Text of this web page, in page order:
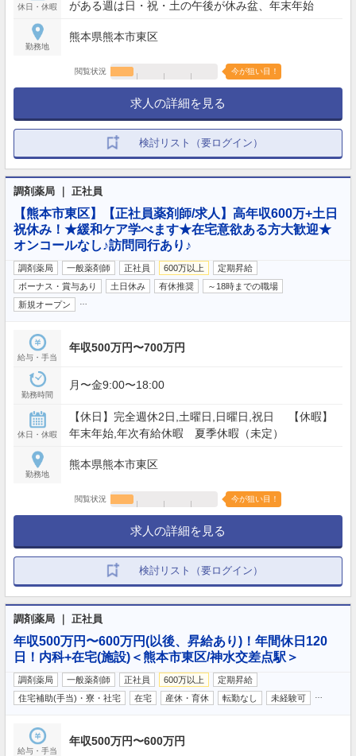
休日・休暇 がある週は日・祝・土の午後が休み盆、年末年始
勤務地
熊本県熊本市東区
閲覧状況 今が狙い目！
求人の詳細を見る
検討リスト（要ログイン）
調剤薬局 ｜ 正社員
【熊本市東区】【正社員薬剤師/求人】高年収600万+土日
祝休み！★緩和ケア学べます★在宅意欲ある方大歓迎★
オンコールなし♪訪問同行あり♪
調剤薬局 一般薬剤師 正社員 600万以上
定期昇給
ボーナス・賞与あり
土日休み 有休推奨
～18時までの職場
新規オープン
給与・手当
年収500万円〜700万円
勤務時間
月〜金9:00〜18:00
休日・休暇
【休日】完全週休2日,土曜日,日曜日,祝日 【休暇】
年末年始,年次有給休暇 夏季休暇（未定）
勤務地
熊本県熊本市東区
閲覧状況 今が狙い目！
求人の詳細を見る
検討リスト（要ログイン）
調剤薬局 ｜ 正社員
年収500万円〜600万円(以後、昇給あり)！年間休日120
日！内科+在宅(施設)＜熊本市東区/神水交差点駅＞
調剤薬局 一般薬剤師 正社員 600万以上
定期昇給
住宅補助(手当)・寮・社宅
在宅 産休・育休 転勤なし 未経験可
給与・手当
年収500万円〜600万円